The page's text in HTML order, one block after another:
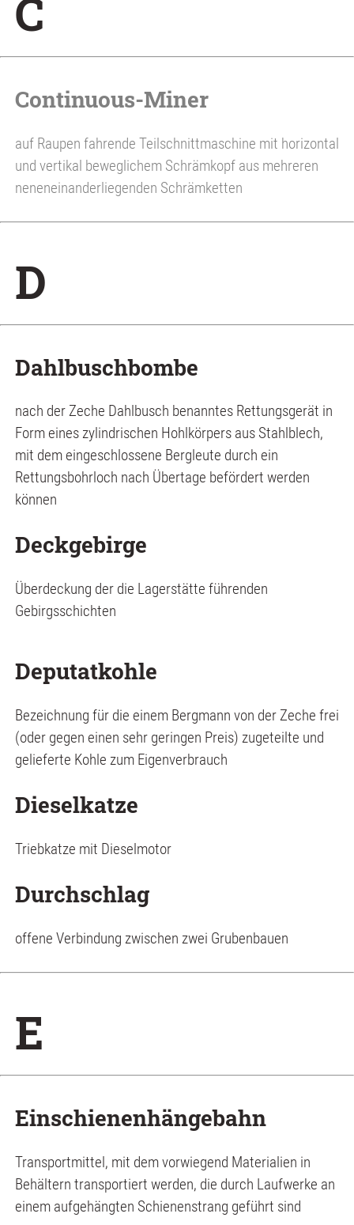
C
Continuous-Miner
auf Raupen fahrende Teilschnittmaschine mit horizontal
und vertikal beweglichem Schrämkopf aus mehreren
neneneinanderliegenden Schrämketten
D
Dahlbuschbombe
nach der Zeche Dahlbusch benanntes Rettungsgerät in
Form eines zylindrischen Hohlkörpers aus Stahlblech,
mit dem eingeschlossene Bergleute durch ein
Rettungsbohrloch nach Übertage befördert werden
können
Deckgebirge
Überdeckung der die Lagerstätte führenden
Gebirgsschichten
Deputatkohle
Bezeichnung für die einem Bergmann von der Zeche frei
(oder gegen einen sehr geringen Preis) zugeteilte und
gelieferte Kohle zum Eigenverbrauch
Dieselkatze
Triebkatze mit Dieselmotor
Durchschlag
offene Verbindung zwischen zwei Grubenbauen
E
Einschienenhängebahn
Transportmittel, mit dem vorwiegend Materialien in
Behältern transportiert werden, die durch Laufwerke an
einem aufgehängten Schienenstrang geführt sind